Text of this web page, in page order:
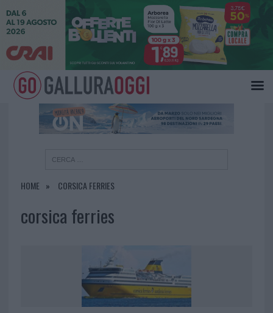
HOME CORSICA FERRIES
corsica ferries
×